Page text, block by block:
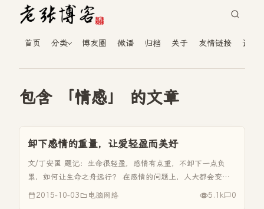
首页 分类 博友圈 微语 归档 关于 友情链接 读者
包含 「情感」 的文章
卸下感情的重量，让爱轻盈而美好
文/丁安国 题记：生命很轻盈，感情有点重，不卸下一点负
累，如何让生命之舟远行？ 在感情的问题上，人大都会变得
很脆弱。亲情、友情、爱情，是生命中承受得最多的情感，最
2015-10-03 电脑网络 5.1k 0